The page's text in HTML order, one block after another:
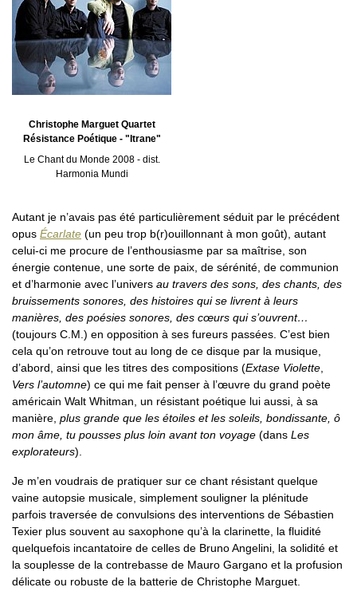
Christophe Marguet Quartet
Résistance Poétique - "Itrane"
Le Chant du Monde 2008 - dist.
Harmonia Mundi
Autant je n’avais pas été particulièrement séduit par le précédent
opus Écarlate (un peu trop b(r)ouillonnant à mon goût), autant
celui-ci me procure de l’enthousiasme par sa maîtrise, son
énergie contenue, une sorte de paix, de sérénité, de communion
et d’harmonie avec l’univers au travers des sons, des chants, des
bruissements sonores, des histoires qui se livrent à leurs
manières, des poésies sonores, des cœurs qui s’ouvrent…
(toujours C.M.) en opposition à ses fureurs passées. C’est bien
cela qu’on retrouve tout au long de ce disque par la musique,
d’abord, ainsi que les titres des compositions (Extase Violette
Vers l’automne) ce qui me fait penser à l’œuvre du grand poète
américain Walt Whitman, un résistant poétique lui aussi, à sa
manière, plus grande que les étoiles et les soleils, bondissante, ô
mon âme, tu pousses plus loin avant ton voyage (dans Les
explorateurs).
Je m’en voudrais de pratiquer sur ce chant résistant quelque
vaine autopsie musicale, simplement souligner la plénitude
parfois traversée de convulsions des interventions de Sébastien
Texier plus souvent au saxophone qu’à la clarinette, la fluidité
quelquefois incantatoire de celles de Bruno Angelini, la solidité et
la souplesse de la contrebasse de Mauro Gargano et la profusion
délicate ou robuste de la batterie de Christophe Marguet.